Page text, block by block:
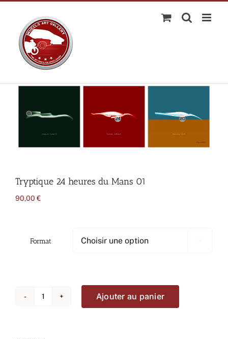
Passer
Tryptique 24 heures du Mans 01
90,00 €
Format
quantité
Ajouter au panier